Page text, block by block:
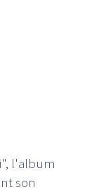
l'album
son